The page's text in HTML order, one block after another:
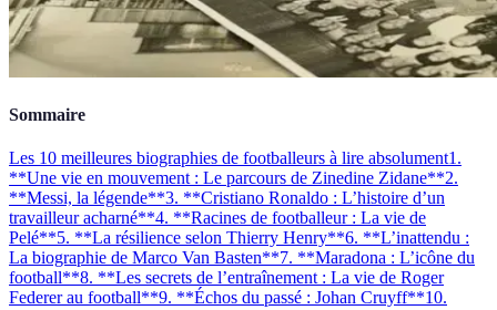
Sommaire
Les 10 meilleures biographies de footballeurs à lire absolument1.
**Une vie en mouvement : Le parcours de Zinedine Zidane**2.
**Messi, la légende**3. **Cristiano Ronaldo : L’histoire d’un
travailleur acharné**4. **Racines de footballeur : La vie de
Pelé**5. **La résilience selon Thierry Henry**6. **L’inattendu :
La biographie de Marco Van Basten**7. **Maradona : L’icône du
football**8. **Les secrets de l’entraînement : La vie de Roger
Federer au football**9. **Échos du passé : Johan Cruyff**10.